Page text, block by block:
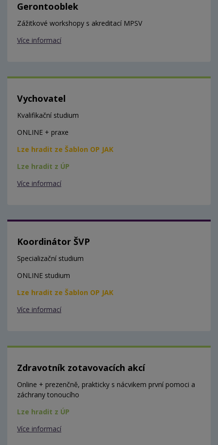
Gerontooblek
Zážitkové workshopy s akreditací MPSV
Více informací
Vychovatel
Kvalifikační studium
ONLINE + praxe
Lze hradit ze Šablon OP JAK
Lze hradit z ÚP
Více informací
Koordinátor ŠVP
Specializační studium
ONLINE studium
Lze hradit ze Šablon OP JAK
Více informací
Zdravotník zotavovacích akcí
Online + prezenčně, prakticky s nácvikem první pomoci a
záchrany tonoucího
Lze hradit z ÚP
Více informací